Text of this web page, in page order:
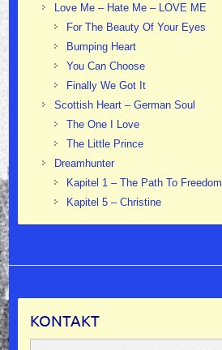
Love Me – Hate Me – LOVE ME
For The Beauty Of Your Eyes
Bumping Heart
You Can Choose
Finally We Got It
Scottish Heart – German Soul
The One I Love
The Little Prince
Dreamhunter
Kapitel 1 – The Path To Freedom
Kapitel 5 – Christine
KONTAKT